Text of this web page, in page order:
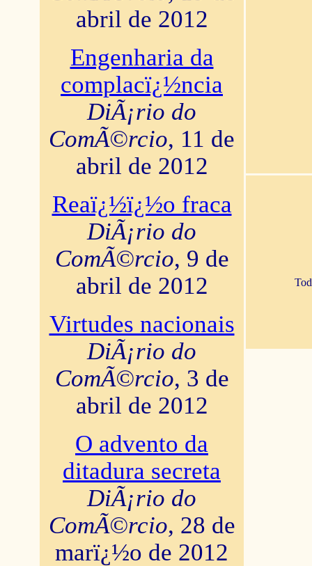
abril de 2012
Engenharia da
complacï¿½ncia
DiÃ¡rio do
ComÃ©rcio, 11 de
abril de 2012
Reaï¿½ï¿½o fraca
DiÃ¡rio do
ComÃ©rcio, 9 de
abril de 2012
Virtudes nacionais
DiÃ¡rio do
ComÃ©rcio, 3 de
abril de 2012
O advento da
ditadura secreta
DiÃ¡rio do
ComÃ©rcio, 28 de
marï¿½o de 2012